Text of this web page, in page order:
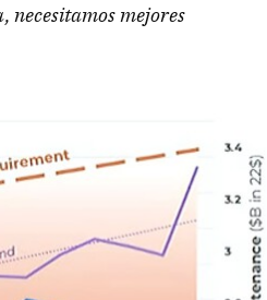
necesitamos mejores